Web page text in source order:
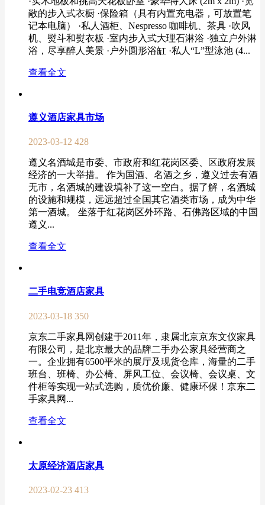
敞的步入式衣橱 ·保险箱（具有内置充电器，可放置笔
记本电脑） ·私人酒柜、Nespresso 咖啡机、茶具 ·吹风
机、熨斗和熨衣板 ·室内步入式大理石淋浴 ·独立户外淋
浴，尽享醉人美景 ·户外圆形浴缸 ·私人“L”型泳池 (4...
查看全文
遵义酒店家具市场
2023-03-12 428
遵义名酒城是市委、市政府和红花岗区委、区政府发展
经济的一大举措。 作为国酒、名酒之乡，遵义过去有酒
无市，名酒城的建设填补了这一空白。据了解，名酒城
的设施和规模，远远超过全国其它酒类市场，成为中华
第一酒城。 坐落于红花岗区外环路、石佛路区域的中国
遵义...
查看全文
二手电竞酒店家具
2023-03-18 350
京东二手家具网创建于2011年，隶属北京京东文仪家具
有限公司，是北京最大的品牌二手办公家具经营商之
一。企业拥有6500平米的展厅及现货仓库，海量的二手
班台、班椅、办公椅、屏风工位、会议椅、会议桌、文
件柜等实现一站式选购，质优价廉、健康环保！京东二
手家具网...
查看全文
太原经济酒店家具
2023-02-23 413